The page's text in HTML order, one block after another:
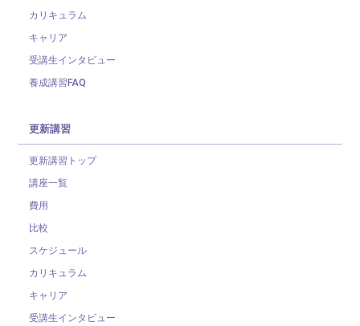
カリキュラム
キャリア
受講生インタビュー
養成講習FAQ
更新講習
更新講習トップ
講座一覧
費用
比較
スケジュール
カリキュラム
キャリア
受講生インタビュー